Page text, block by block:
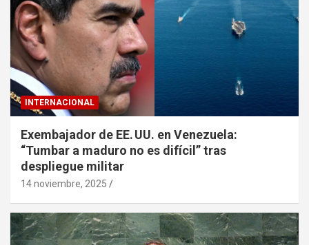
INTERNACIONAL
Exembajador de EE. UU. en Venezuela:
“Tumbar a maduro no es difícil” tras
despliegue militar
14 noviembre, 2025